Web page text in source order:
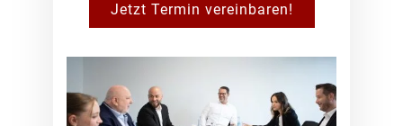
Jetzt Termin vereinbaren!